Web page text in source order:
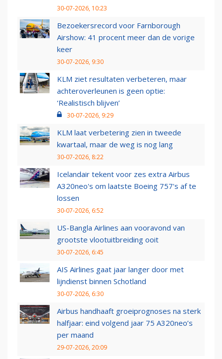
30-07-2026, 10:23
Bezoekersrecord voor Farnborough
Airshow: 41 procent meer dan de vorige
keer
30-07-2026, 9:30
KLM ziet resultaten verbeteren, maar
achteroverleunen is geen optie:
‘Realistisch blijven’
30-07-2026, 9:29
KLM laat verbetering zien in tweede
kwartaal, maar de weg is nog lang
30-07-2026, 8:22
Icelandair tekent voor zes extra Airbus
A320neo's om laatste Boeing 757's af te
lossen
30-07-2026, 6:52
US-Bangla Airlines aan vooravond van
grootste vlootuitbreiding ooit
30-07-2026, 6:45
AIS Airlines gaat jaar langer door met
lijndienst binnen Schotland
30-07-2026, 6:30
Airbus handhaaft groeiprognoses na sterk
halfjaar: eind volgend jaar 75 A320neo’s
per maand
29-07-2026, 20:09